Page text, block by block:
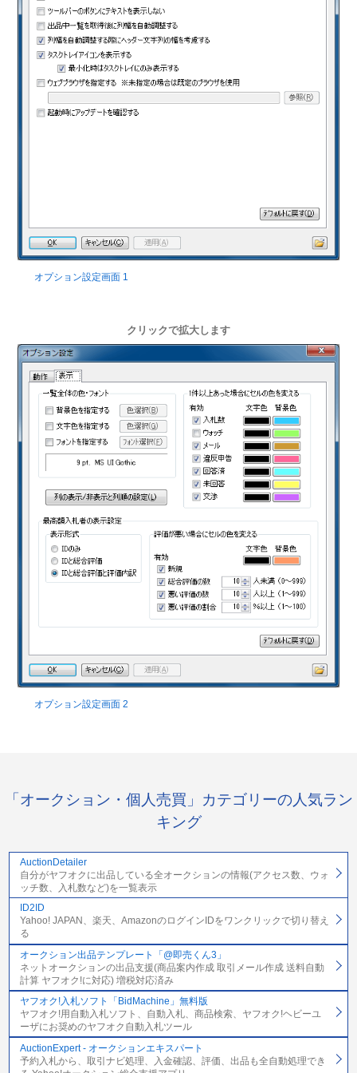
オプション設定画面 1
クリックで拡大します
オプション設定画面 2
「オークション・個人売買」カテゴリーの人気ラン
キング
AuctionDetailer
自分がヤフオクに出品している全オークションの情報(アクセス数、ウォ
ッチ数、入札数など)を一覧表示
ID2ID
Yahoo! JAPAN、楽天、AmazonのログインIDをワンクリックで切り替え
る
オークション出品テンプレート「@即売くん3」
ネットオークションの出品支援(商品案内作成 取引メール作成 送料自動
計算 ヤフオク!に対応) 増税対応済み
ヤフオク!入札ソフト「BidMachine」無料版
ヤフオク!用自動入札ソフト、自動入札、商品検索、ヤフオク!ヘビーユ
ーザにお奨めのヤフオク自動入札ツール
AuctionExpert - オークションエキスパート
予約入札から、取引ナビ処理、入金確認、評価、出品も全自動処理でき